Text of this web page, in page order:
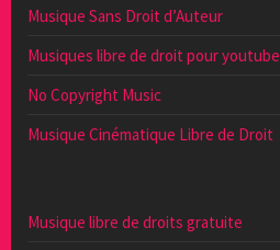
Musique Sans Droit d’Auteur
Musiques libre de droit pour youtube
No Copyright Music
Musique Cinématique Libre de Droit
Musique libre de droits gratuite